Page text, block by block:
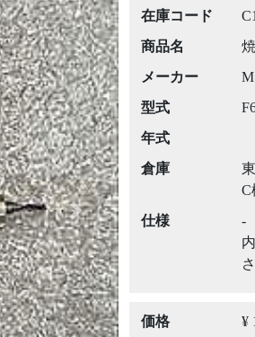
Next
在庫コード
商品名
メーカー
型式
年式
倉庫
C
仕様
-
価格 ¥